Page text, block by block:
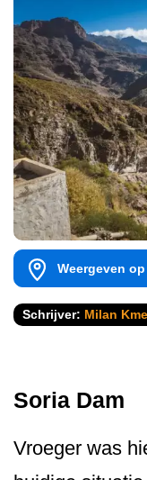
Weergeven
Schrijver: Milan
Soria Dam
Vroeger was